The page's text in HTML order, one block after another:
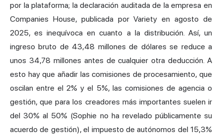
por la plataforma; la declaración auditada de la empresa en
Companies House, publicada por Variety en agosto de
2025, es inequívoca en cuanto a la distribución. Así, un
ingreso bruto de 43,48 millones de dólares se reduce a
unos 34,78 millones antes de cualquier otra deducción. A
esto hay que añadir las comisiones de procesamiento, que
oscilan entre el 2% y el 5%, las comisiones de agencia o
gestión, que para los creadores más importantes suelen ir
del 30% al 50% (Sophie no ha revelado públicamente su
acuerdo de gestión), el impuesto de autónomos del 15,3%